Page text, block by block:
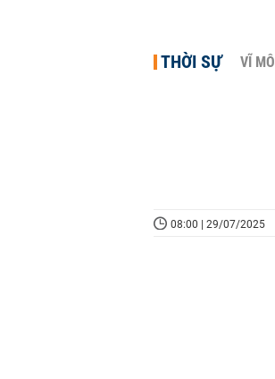
THỜI SỰ VĨ MÔ
08:00 | 29/07/2025